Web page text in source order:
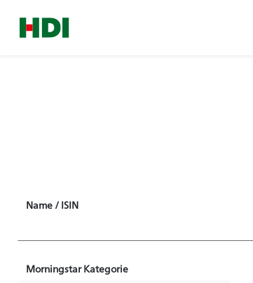
Name / ISIN
Morningstar Kategorie